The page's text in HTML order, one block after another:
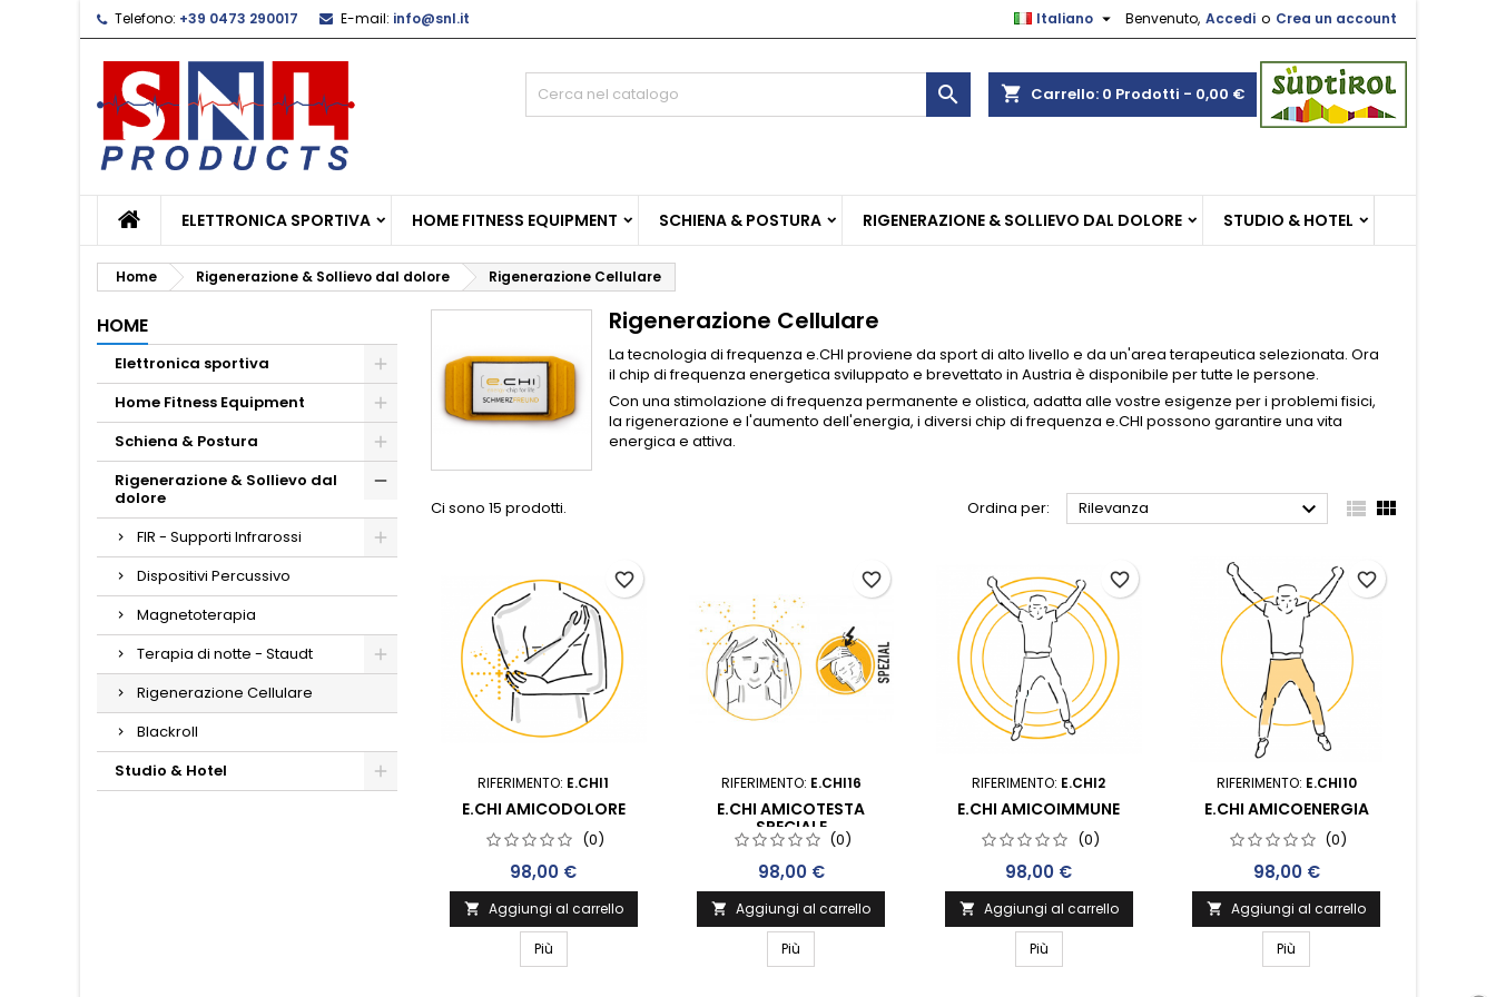
Telefono: +39 0473 290017 E-mail: info@snl.it Benvenuto, Accedi o Crea un account
Italiano 
shopping_cart Carrello: 0 Prodotti - 0,00 €

ELETTRONICA SPORTIVA HOME FITNESS EQUIPMENT SCHIENA & POSTURA RIGENERAZIONE & SOLLIEVO DAL DOLORE STUDIO & HOTEL
Home Rigenerazione & Sollievo dal dolore Rigenerazione Cellulare
HOME
Elettronica sportiva
Home Fitness Equipment
Schiena & Postura
Rigenerazione & Sollievo dal
dolore
FIR - Supporti Infrarossi
Dispositivi Percussivo
Magnetoterapia
Terapia di notte - Staudt
Rigenerazione Cellulare
Blackroll
Studio & Hotel
Rigenerazione Cellulare
La tecnologia di frequenza e.CHI proviene da sport di alto livello e da un'area terapeutica selezionata. Ora
il chip di frequenza energetica sviluppato e brevettato in Austria è disponibile per tutte le persone.
Con una stimolazione di frequenza permanente e olistica, adatta alle vostre esigenze per i problemi fisici,
la rigenerazione e l'aumento dell'energia, i diversi chip di frequenza e.CHI possono garantire una vita
energica e attiva.
Ci sono 15 prodotti. Ordina per: Rilevanza   
RIFERIMENTO: E.CHI1
E.CHI AMICODOLORE
(0)
Prezzo
98,00 €
 Aggiungi al carrello
Più
favorite_border
RIFERIMENTO: E.CHI16
E.CHI AMICOTESTA
SPECIALE
(0)
Prezzo
98,00 €
 Aggiungi al carrello
Più
favorite_border
RIFERIMENTO: E.CHI2
E.CHI AMICOIMMUNE
(0)
Prezzo
98,00 €
 Aggiungi al carrello
Più
favorite_border
RIFERIMENTO: E.CHI10
E.CHI AMICOENERGIA
(0)
Prezzo
98,00 €
 Aggiungi al carrello
Più
favorite_border
Le mie liste di desideri ×
Crea nuova lista
((modalTitle)) ×
((confirmMessage))
((cancelText)) ((modalDeleteText))
Crea lista dei desideri ×
Annulla Crea lista dei desideri
Accedi ×
Devi avere effettuato l'accesso per salvare dei prodotti nella tua lista
Annulla Accedi